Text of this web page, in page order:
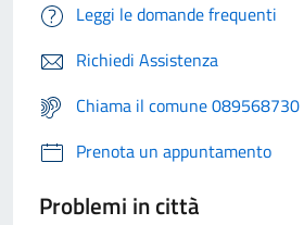
Leggi le domande frequenti
Richiedi Assistenza
Chiama il comune 089568730
Prenota un appuntamento
Problemi in città